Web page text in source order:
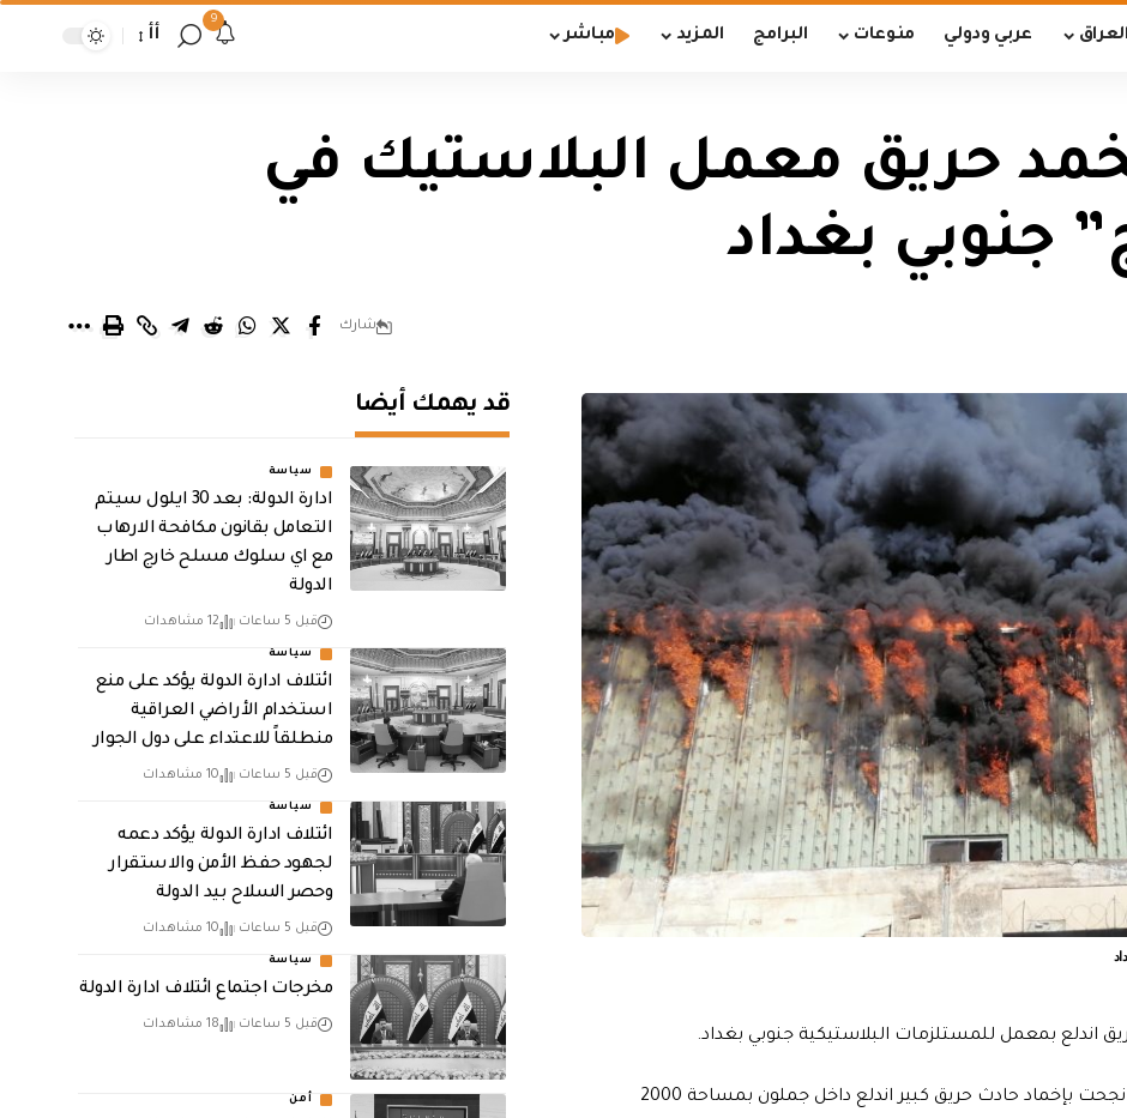
العراق عربي ودولي منوعات البرامج المزيد مباشر
9
أأ
حريق معمل البلاستيك في
جنوبي بغداد
شارك
اندلع بمعمل للمستلزمات البلاستيكية جنوبي بغداد.
وذكرت المديرية، في بيان تلقته “الرشيد”، ان “فرقها نجحت بإخماد حادث حريق كبير اندلع داخل جملون بمساحة 2000
قد يهمك أيضا
سياسة
ادارة الدولة: بعد 30 ايلول سيتم
التعامل بقانون مكافحة الارهاب
مع اي سلوك مسلح خارج اطار
الدولة
قبل 5 ساعات 12 مشاهدات
سياسة
ائتلاف ادارة الدولة يؤكد على منع
استخدام الأراضي العراقية
منطلقاً للاعتداء على دول الجوار
قبل 5 ساعات 10 مشاهدات
سياسة
ائتلاف ادارة الدولة يؤكد دعمه
لجهود حفظ الأمن والاستقرار
وحصر السلاح بيد الدولة
قبل 5 ساعات 10 مشاهدات
سياسة
مخرجات اجتماع ائتلاف ادارة الدولة
قبل 5 ساعات 18 مشاهدات
أمن